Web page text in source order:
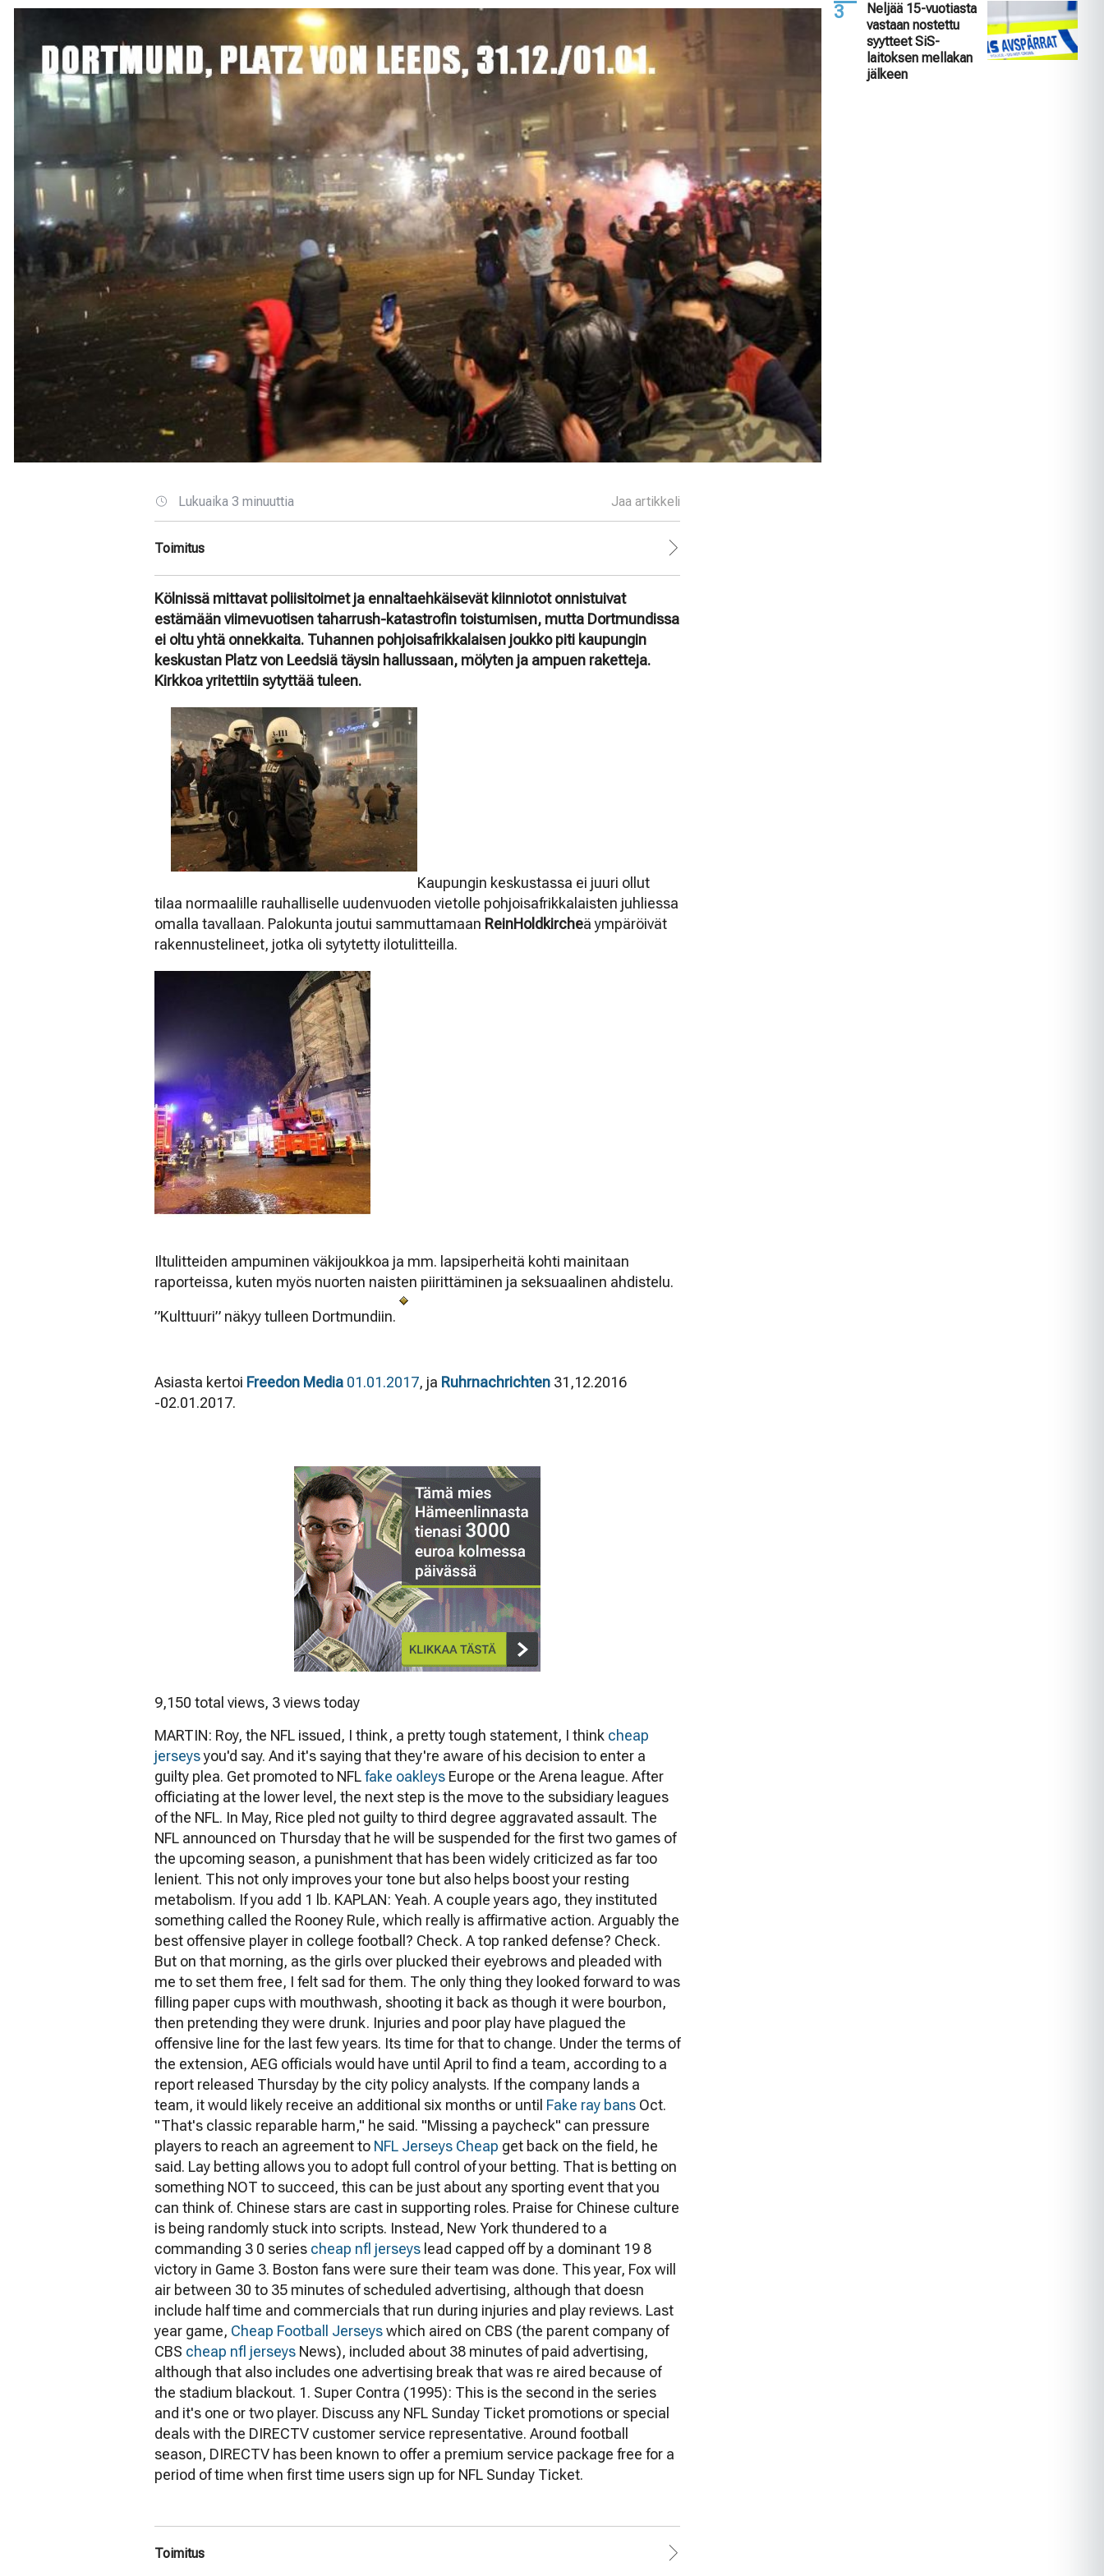
Lukuaika 3 minuuttia Jaa artikkeli
Toimitus
Kölnissä mittavat poliisitoimet ja ennaltaehkäisevät kiinniotot onnistuivat
estämään viimevuotisen taharrush-katastrofin toistumisen, mutta Dortmundissa
ei oltu yhtä onnekkaita. Tuhannen pohjoisafrikkalaisen joukko piti kaupungin
keskustan Platz von Leedsiä täysin hallussaan, mölyten ja ampuen raketteja.
Kirkkoa yritettiin sytyttää tuleen.
Kaupungin keskustassa ei juuri ollut
tilaa normaalille rauhalliselle uudenvuoden vietolle pohjoisafrikkalaisten juhliessa
omalla tavallaan. Palokunta joutui sammuttamaan ReinHoldkircheä ympäröivät
rakennustelineet, jotka oli sytytetty ilotulitteilla.
Iltulitteiden ampuminen väkijoukkoa ja mm. lapsiperheitä kohti mainitaan
raporteissa, kuten myös nuorten naisten piirittäminen ja seksuaalinen ahdistelu.
”Kulttuuri” näkyy tulleen Dortmundiin.
Asiasta kertoi Freedon Media 01.01.2017, ja Ruhrnachrichten 31,12.2016
-02.01.2017.
9,150 total views, 3 views today
MARTIN: Roy, the NFL issued, I think, a pretty tough statement, I think cheap
jerseysyou'd say. And it's saying that they're aware of his decision to enter a
guilty plea. Get promoted to NFLfake oakleys Europe or the Arena league. After
officiating at the lower level, the next step is the move to the subsidiary leagues
of the NFL. In May, Rice pled not guilty to third degree aggravated assault. The
NFL announced on Thursday that he will be suspended for the first two games of
the upcoming season, a punishment that has been widely criticized as far too
lenient. This not only improves your tone but also helps boost your resting
metabolism. If you add 1 lb. KAPLAN: Yeah. A couple years ago, they instituted
something called the Rooney Rule, which really is affirmative action. Arguably the
best offensive player in college football? Check. A top ranked defense? Check.
But on that morning, as the girls over plucked their eyebrows and pleaded with
me to set them free, I felt sad for them. The only thing they looked forward to was
filling paper cups with mouthwash, shooting it back as though it were bourbon,
then pretending they were drunk. Injuries and poor play have plagued the
offensive line for the last few years. Its time for that to change. Under the terms of
the extension, AEG officials would have until April to find a team, according to a
report released Thursday by the city policy analysts. If the company lands a
team, it would likely receive an additional six months or until Fake ray bans Oct.
"That's classic reparable harm," he said. "Missing a paycheck" can pressure
players to reach an agreement to NFL Jerseys Cheap get back on the field, he
said. Lay betting allows you to adopt full control of your betting. That is betting on
something NOT to succeed, this can be just about any sporting event that you
can think of. Chinese stars are cast in supporting roles. Praise for Chinese culture
is being randomly stuck into scripts. Instead, New York thundered to a
commanding 3 0 series cheap nfl jerseys lead capped off by a dominant 19 8
victory in Game 3. Boston fans were sure their team was done. This year, Fox will
air between 30 to 35 minutes of scheduled advertising, although that doesn
include half time and commercials that run during injuries and play reviews. Last
year game, Cheap Football Jerseyswhich aired on CBS (the parent company of
CBS cheap nfl jerseys News), included about 38 minutes of paid advertising,
although that also includes one advertising break that was re aired because of
the stadium blackout. 1. Super Contra (1995): This is the second in the series
and it's one or two player. Discuss any NFL Sunday Ticket promotions or special
deals with the DIRECTV customer service representative. Around football
season, DIRECTV has been known to offer a premium service package free for a
period of time when first time users sign up for NFL Sunday Ticket.
Toimitus
Neljää 15-vuotiasta
vastaan nostettu
syytteet SiS-
laitoksen mellakan
jälkeen